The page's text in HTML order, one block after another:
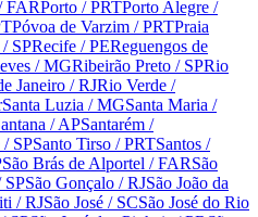
FARPorto / PRTPorto Alegre /
Póvoa de Varzim / PRTPraia
/ SPRecife / PEReguengos de
/ MGRibeirão Preto / SPRio
Janeiro / RJRio Verde /
Santa Luzia / MGSanta Maria /
/ APSantarém /
/ SPSanto Tirso / PRTSantos /
São Brás de Alportel / FARSão
SPSão Gonçalo / RJSão João da
/ RJSão José / SCSão José do Rio